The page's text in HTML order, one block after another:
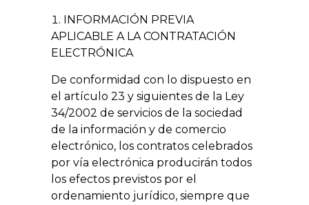
INFORMACIÓN PREVIA
APLICABLE A LA CONTRATACIÓN
ELECTRÓNICA
De conformidad con lo dispuesto en
el artículo 23 y siguientes de la Ley
34/2002 de servicios de la sociedad
de la información y de comercio
electrónico, los contratos celebrados
por vía electrónica producirán todos
los efectos previstos por el
ordenamiento jurídico, siempre que